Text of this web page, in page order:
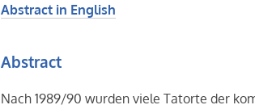
Abstract in English
Abstract
Nach 1989/90 wurden viele Tatorte der